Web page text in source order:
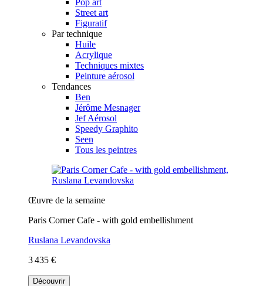
Street art
Figuratif
Par technique
Huile
Acrylique
Techniques mixtes
Peinture aérosol
Tendances
Ben
Jérôme Mesnager
Jef Aérosol
Speedy Graphito
Seen
Tous les peintres
Œuvre de la semaine
Paris Corner Cafe - with gold embellishment
Ruslana Levandovska
3 435 €
Découvrir